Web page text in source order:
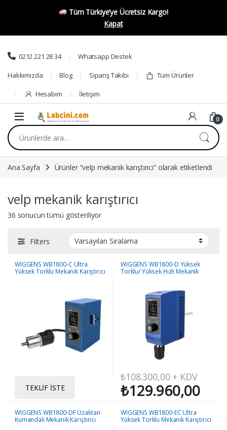
Tüm Türkiye’ye Ücretsiz Kargo!
Kapat
Skip to navigation
Skip to content
0212 221 28 34 Whatsapp Destek
Hakkımızda Blog Sipariş Takibi Tüm Ürünler
Hesabım İletişim
0
Ara:
Ana Sayfa Ürünler “velp mekanik karıştırıcı” olarak etiketlendi
velp mekanik karıştırıcı
36 sonucun tümü gösteriliyor
Filters
WIGGENS WB1800-C Ultra
Yüksek Torklu Mekanik Karıştırıcı
TEKLIF İSTE
WIGGENS WB1800-D Yüksek
Torklu/ Yüksek Hızlı Mekanik
₺108.300,00+ KDV
₺129.960,00
WIGGENS WB1800-DF Uzaktan
Kumandalı Mekanik Karıştırıcı
WIGGENS WB1800-EC Ultra
Yüksek Torklu Mekanik Karıştırıcı